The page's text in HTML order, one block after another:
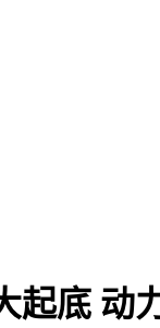
起底 动